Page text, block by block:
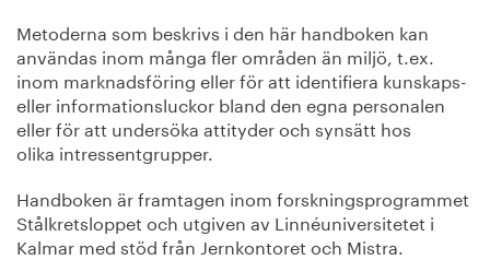
Metoderna som beskrivs i den här handboken kan
användas inom många fler områden än miljö, t.ex.
inom marknadsföring eller för att identifiera kunskaps-
eller informationsluckor bland den egna personalen
eller för att undersöka attityder och synsätt hos
olika intressentgrupper.
Handboken är framtagen inom forskningsprogrammet
Stålkretsloppet och utgiven av Linnéuniversitetet i
Kalmar med stöd från Jernkontoret och Mistra.